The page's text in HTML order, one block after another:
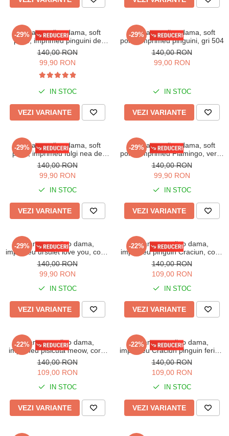
-29%
Pijama cocolino dama, soft
polar, imprimeu pinguini de
Craciun, corai 500
140,00 RON
99,90 RON
IN STOC
VEZI VARIANTE
-29%
Pijama cocolino dama, soft
polar, imprimeu pinguini, gri 504
140,00 RON
99,00 RON
IN STOC
VEZI VARIANTE
-29%
Pijama cocolino dama, soft
polar, imprimeu fulgi nea de
Craciun, rosu 505
140,00 RON
99,90 RON
IN STOC
VEZI VARIANTE
-29%
Pijama cocolino dama, soft
polar, imprimeu Flamingo, vernil
520
140,00 RON
99,90 RON
IN STOC
VEZI VARIANTE
-29%
Pijama cocolino dama,
imprimeu ursulet love you, corai
300
140,00 RON
99,90 RON
IN STOC
VEZI VARIANTE
-22%
Pijama cocolino dama,
imprimeu pinguin Craciun, corai
301
140,00 RON
109,00 RON
IN STOC
VEZI VARIANTE
-22%
Pijama cocolino dama,
imprimeu pisicuta meow, corai
302
140,00 RON
109,00 RON
IN STOC
VEZI VARIANTE
-22%
Pijama cocolino dama,
imprimeu Craciun pinguin fericit,
corai 304
140,00 RON
109,00 RON
IN STOC
VEZI VARIANTE